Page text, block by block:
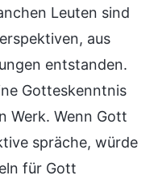
Leuten sind
aus
entstanden.
Gotteskenntnis
Werk. Wenn Gott
spräche, würde
für Gott